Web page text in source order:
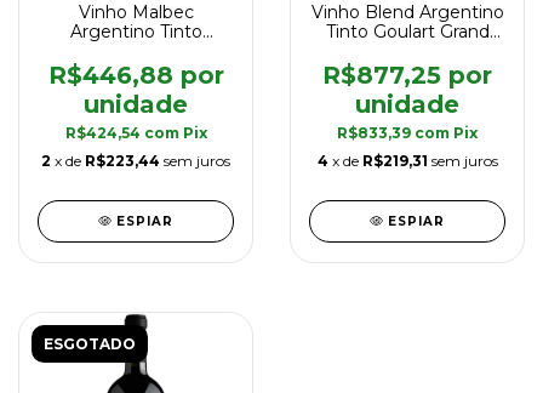
Vinho Malbec
Argentino Tinto
Reserva Single
Vineyard 1.500ml
R$446,88
R$424,54 com Pix
2 x de R$223,44 sem juros
ESPIAR
Vinho Blend Argentino
Tinto Goulart Grand
R$877,25
R$833,39 com Pix
4 x de R$219,31 sem juros
ESPIAR
ESGOTADO